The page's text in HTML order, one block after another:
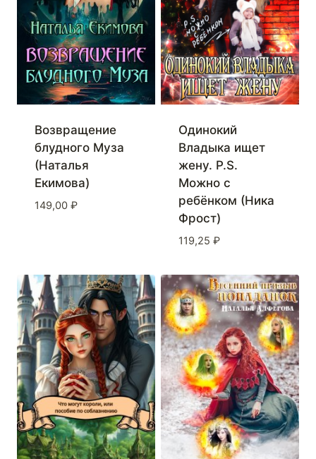
Возвращение
блудного Муза
(Наталья
Екимова)
149,00 ₽
Одинокий
Владыка ищет
жену. P.S.
Можно с
ребёнком (Ника
Фрост)
119,25 ₽